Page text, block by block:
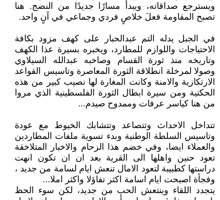
ويسترجع صداقاته، ويبدأ مسارًا جديدًا من النضج. هنا
تصبح المقاومة فعلَ خلاصٍ فردي وجماعي في آنٍ واحد.
في الجبل يدله التم عبدالحبار على كهف مزود بكافة
الاحتياجات واللوازم للمطارد، ويخبره بسيرة عذا الكهف
وتاريخه منذ ثورة القسام وصاخبه عبدالله السيلاوي
وصولا لمرخلة انطلاقة الثورة المعاصرة وتاسيس القواعد
الارتكازية والامنة وكانت المغارة لها نصيب كبير من هذه
الحكتية ومن سيرة ابطال الثورة الفلسطينية الذي مروا
من هنا كياسر عرفات وممدوح صيدم...
تتداخل الاحداث وتتصاعد وتتشابك الخيوط مع عودة
وتاسيس السلطة الوطنية وبدء تسوية ملفات المطاردين
والعملاء ايضا، وفي خضم هذا الزحام والاخبار المتلاخقة
تعود حنين واهلها الى القرية بعد ان ان تكون انهت
دراستها كطبيبة لتعود الامال تنعش ايام لسامة من جديد ،
وفجأة اصبحت ايام اسامة اكثر تفاؤلا واكثر املا...
يتجدد اللقاء وينتعش الحب من جديد، لكن سوء الحظ